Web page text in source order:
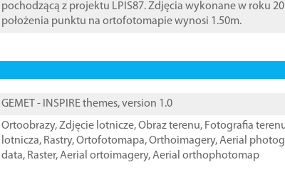
pochodzącą z projektu LPIS87. Zdjęcia wykonane w roku
położenia punktu na ortofotomapie wynosi 1.50m.
GEMET - INSPIRE themes, version 1.0
Ortoobrazy,Zdjęcie lotnicze,Obraz terenu, Fotografia
lotnicza, Rastry,Ortofotomapa,Orthoimagery,Aerial
data, Raster,Aerial ortoimagery,Aerial orthophotomap